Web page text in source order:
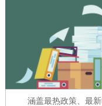
绿色北京
多语种
涵盖最热政策、最新